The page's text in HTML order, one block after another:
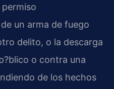
un arma de fuego
delito, o la descarga
o contra una
de los hechos